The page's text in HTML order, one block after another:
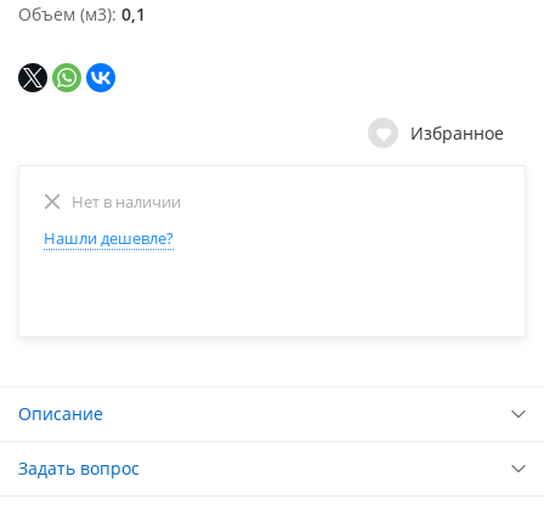
Объем (м3) 0,1
Избранное
Нет в наличии
Нашли дешевле?
Описание
Задать вопрос